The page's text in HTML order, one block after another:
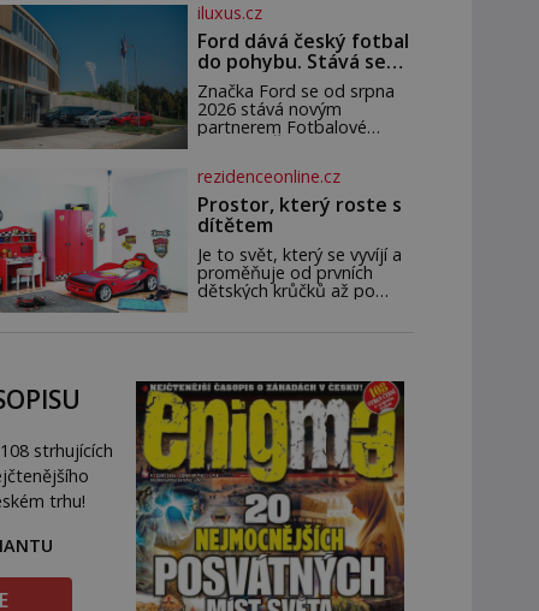
semínek dýně rozinek 3
šálky ovesných vloček 1
lžíce mlet
iluxus.cz
Ford dává český fotbal
do pohybu. Stává se
novým partnerem
FAČR
Značka Ford se od srpna
2026 stává novým
partnerem Fotbalové
zajistí mobilitu asociace,
reprezentačních týmů i
českého fotbalu v
regionech. Partner
rezidenceonline.cz
Prostor, který roste s
dítětem
Je to svět, který se vyvíjí a
proměňuje od prvních
dětských krůčků až po
reaguje na každou etapu
života a specifické potřeby
dítěte. Pro nejmenší je
klíčová jednoduchost,
měkkost a bezpečí, proto
by pokoj miminka měl
působit především klidně a
útulně. Předškolní věk je
strhujících
trhu!